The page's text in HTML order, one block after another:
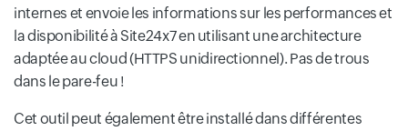
internes et envoie les informations sur les performances et
la disponibilité à Site24x7 en utilisant une architecture
adaptée au cloud (HTTPS unidirectionnel). Pas de trous
dans le pare-feu !
Cet outil peut également être installé dans différentes